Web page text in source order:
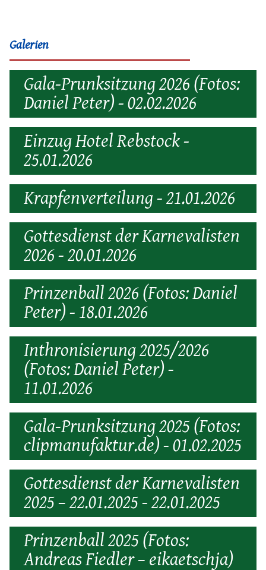
Galerien
Gala-Prunksitzung 2026 (Fotos:
Daniel Peter) - 02.02.2026
Einzug Hotel Rebstock -
25.01.2026
Krapfenverteilung - 21.01.2026
Gottesdienst der Karnevalisten
2026 - 20.01.2026
Prinzenball 2026 (Fotos: Daniel
Peter) - 18.01.2026
Inthronisierung 2025/2026
(Fotos: Daniel Peter) -
11.01.2026
Gala-Prunksitzung 2025 (Fotos:
clipmanufaktur.de) - 01.02.2025
Gottesdienst der Karnevalisten
2025 – 22.01.2025 - 22.01.2025
Prinzenball 2025 (Fotos:
Andreas Fiedler – eikaetschja)